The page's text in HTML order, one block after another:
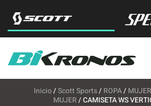
Inicio/Scott Sports/ ROPA/ MUJER
MUJER/ CAMISETA WS